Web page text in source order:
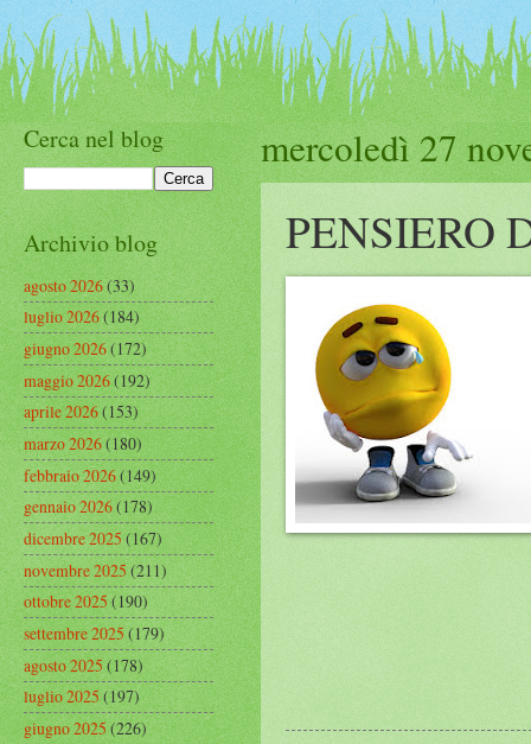
mercoledì 27
PENSIERO
Cerca nel blog
Archivio blog
agosto 2026(33)
luglio 2026(184)
giugno 2026(172)
maggio 2026(192)
aprile 2026(153)
marzo 2026(180)
febbraio 2026(149)
gennaio 2026(178)
dicembre 2025(167)
novembre 2025(211)
ottobre 2025(190)
settembre 2025(179)
agosto 2025(178)
luglio 2025(197)
giugno 2025(226)